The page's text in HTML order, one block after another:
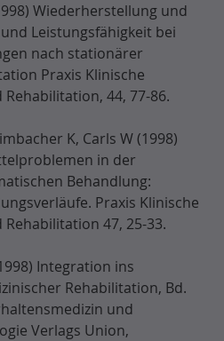
Wiederherstellung und
Leistungsfähigkeit bei
nach stationärer
Praxis Klinische
44, 77-86.
K, Carls W (1998)
in der
Behandlung:
Praxis Klinische
47, 25-33.
Integration ins
Rehabilitation, Bd.
und
Verlags Union,